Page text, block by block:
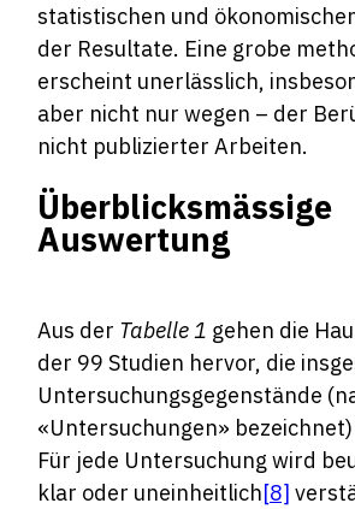
statistischen und
der Resultate. Eine grobe
erscheint unerlässlich,
aber nicht nur wegen – der
nicht publizierter Arbeiten.
Überblicksmässige
Auswertung
Aus der Tabelle 1 gehen die
der 99 Studien hervor, die
Untersuchungsgegenstände
«Untersuchungen»
Für jede Untersuchung wird
klar oder uneinheitlich[8]